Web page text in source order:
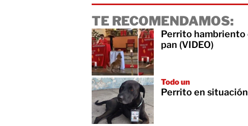
TE RECOMENDAMOS:
Perrito hambriento
pan (VIDEO)
Todo un
Perrito en